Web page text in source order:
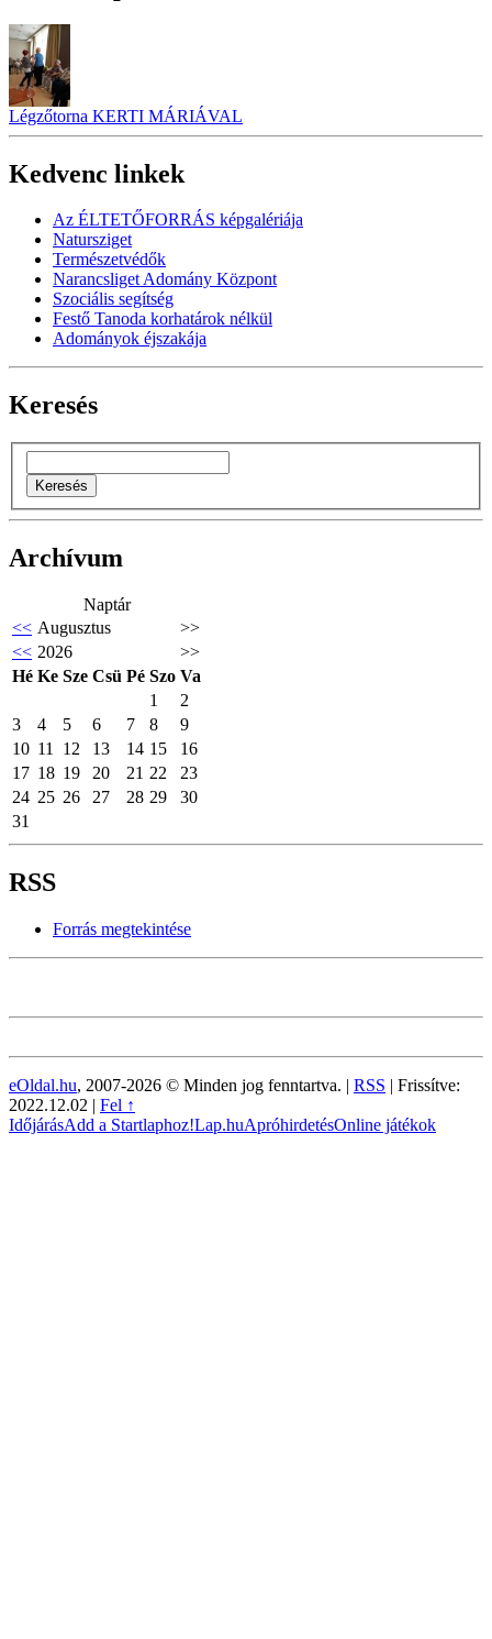
Légzőtorna KERTI MÁRIÁVAL
Kedvenc linkek
Az ÉLTETŐFORRÁS képgalériája
Natursziget
Természetvédők
Narancsliget Adomány Központ
Szociális segítség
Festő Tanoda korhatárok nélkül
Adományok éjszakája
Keresés
Archívum
Naptár
<< Augusztus
>>
<< 2026
>>
Hé Ke Sze Csü Pé Szo Va
1
2
3
4 5 6 7 8
9
10 11 12 13 14 15
16
17 18 19 20 21 22
23
24 25 26 27 28 29
30
31
RSS
Forrás megtekintése
eOldal.hu, 2007-2026 © Minden jog fenntartva. | RSS | Frissítve:
2022.12.02 | Fel ↑
IdőjárásAdd a Startlaphoz!Lap.huApróhirdetésOnline játékok